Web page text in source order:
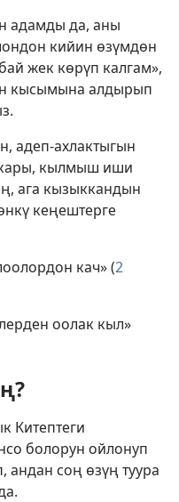
адамды да, аны
кийин өзүмдөн
жек көрүп калгам»,
кысымына алдырып
адеп-ахлактыгын
кылмыш иши
ага кызыккандын
кеңештерге
кач» (2
оолак кыл»
Китептеги
болорун ойлонуп
андан соң өзүң туура